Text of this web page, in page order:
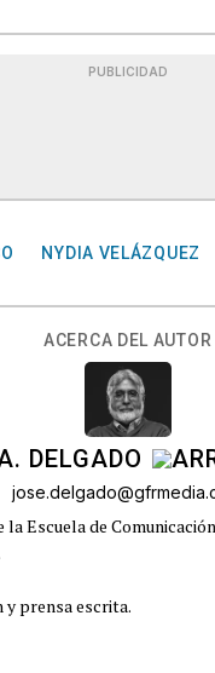
PUBLICIDAD
NYDIA VELÁZQUEZ
ACERCA DEL AUTOR
DELGADO
la Escuela de
y prensa escrita.